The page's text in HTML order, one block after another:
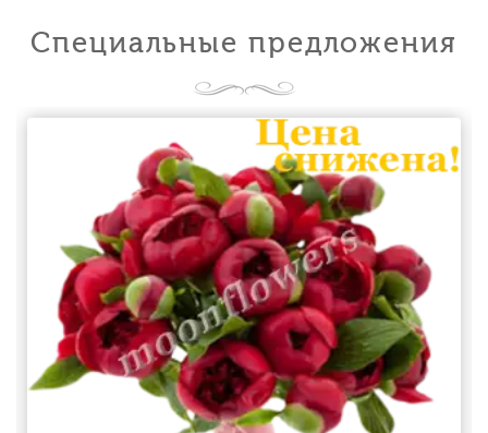
Специальные предложения